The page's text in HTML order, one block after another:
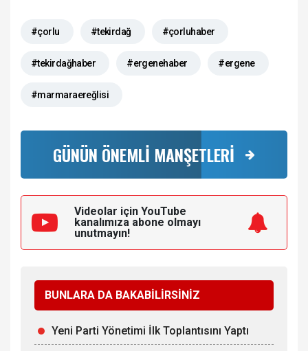
#çorlu #tekirdağ #çorluhaber
#tekirdağhaber #ergenehaber #ergene
#marmaraereğlisi
GÜNÜN ÖNEMLİ MANŞETLERİ
Videolar için YouTube
kanalımıza abone olmayı
unutmayın!
BUNLARA DA BAKABİLİRSİNİZ
Yeni Parti Yönetimi İlk Toplantısını Yaptı